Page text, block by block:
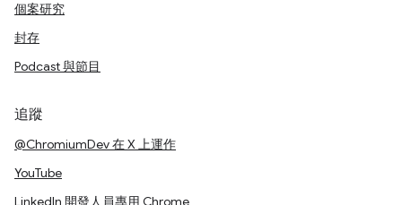
個案研究
封存
Podcast 與節目
追蹤
@ChromiumDev 在 X 上運作
YouTube
LinkedIn 開發人員專用 Chrome